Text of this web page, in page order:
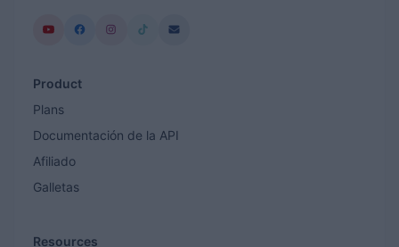
Product
Plans
Documentación de la API
Afiliado
Galletas
Resources